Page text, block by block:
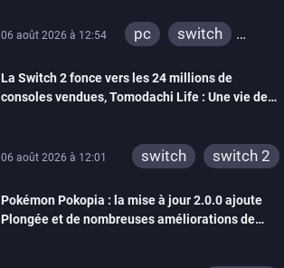
06 août 2026 à 12:54 pc
switch
xbox one
wiiu
3ds
ps3
switch 2
La Switch 2 fonce vers les 24 millions de
consoles vendues, Tomodachi Life : Une vie de
06 août 2026 à 12:01 switch switch 2
Pokémon Pokopia : la mise à jour 2.0.0 ajoute
Plongée et de nombreuses améliorations de